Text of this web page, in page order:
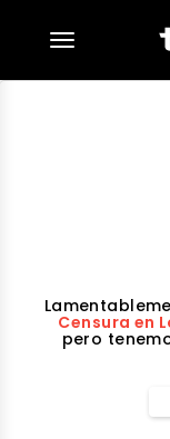
desplegar
Censura en
pero